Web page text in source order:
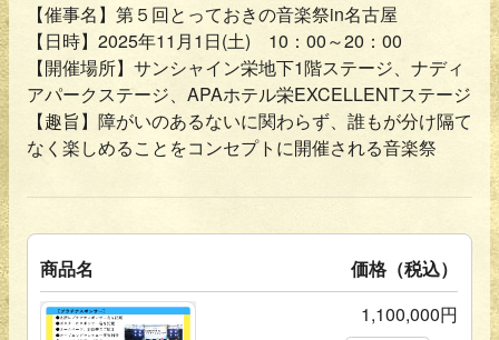
【催事名】第５回とっておきの音楽祭in名古屋
【日時】2025年11月1日(土) 10：00～20：00
【開催場所】サンシャイン栄地下1階ステージ、ナディ
アパークステージ、APAホテル栄EXCELLENTステージ
【趣旨】障がいのあるないに関わらず、誰もが分け隔て
なく楽しめることをコンセプトに開催される音楽祭
商品名 価格（税込）
1,100,000円